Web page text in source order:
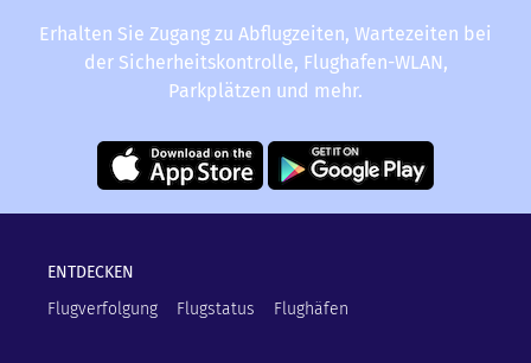
Erhalten Sie Zugang zu Abflugzeiten, Wartezeiten bei
der Sicherheitskontrolle, Flughafen-WLAN,
Parkplätzen und mehr.
ENTDECKEN
Flugverfolgung
Flugstatus Flughäfen